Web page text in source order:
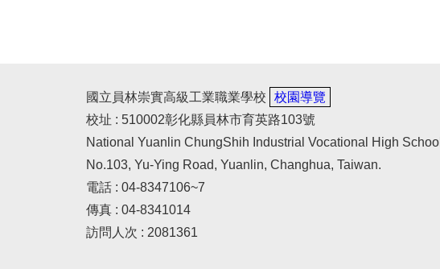
國立員林崇實高級工業職業學校
校園導覽
校址 : 510002彰化縣員林市育英路103號
National Yuanlin ChungShih Industrial Vocational High School
No.103, Yu-Ying Road, Yuanlin, Changhua, Taiwan.
電話 : 04-8347106~7
傳真 : 04-8341014
訪問人次 : 2081361